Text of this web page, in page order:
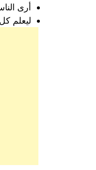
أرى
ليعلم